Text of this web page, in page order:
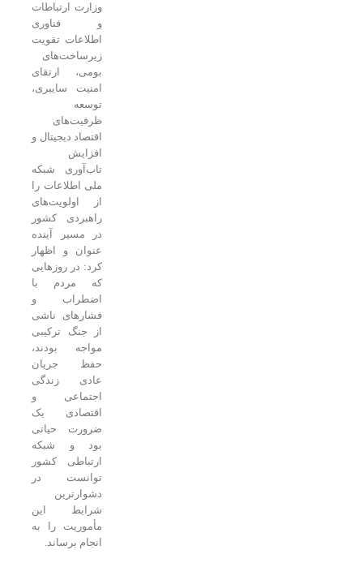
وزارت ارتباطات
و فناوری
اطلاعات تقویت
بومی، ارتقای
امنیت سایبری،
اقتصاد دیجیتال و
تاب‌آوری شبکه
ملی اطلاعات را
از اولویت‌های
راهبردی کشور
در مسیر آینده
عنوان و اظهار
کرد: در روزهایی
که مردم با
اضطراب و
فشارهای ناشی
از جنگ ترکیبی
مواجه بودند،
حفظ جریان
عادی زندگی
اجتماعی و
اقتصادی یک
ضرورت حیاتی
بود و شبکه
ارتباطی کشور
توانست در
شرایط این
مأموریت را به